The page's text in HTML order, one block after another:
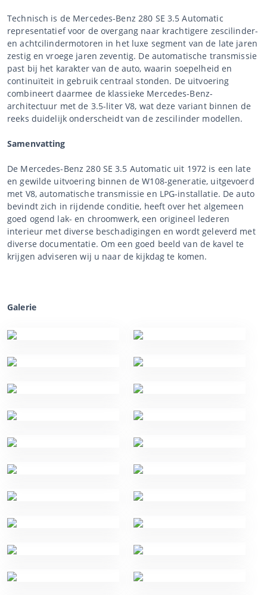
Technisch is de Mercedes-Benz 280 SE 3.5 Automatic
representatief voor de overgang naar krachtigere zescilinder-
en achtcilindermotoren in het luxe segment van de late jaren
zestig en vroege jaren zeventig. De automatische transmissie
past bij het karakter van de auto, waarin soepelheid en
continuïteit in gebruik centraal stonden. De uitvoering
combineert daarmee de klassieke Mercedes-Benz-
architectuur met de 3.5-liter V8, wat deze variant binnen de
reeks duidelijk onderscheidt van de zescilinder modellen.
Samenvatting
De Mercedes-Benz 280 SE 3.5 Automatic uit 1972 is een late
en gewilde uitvoering binnen de W108-generatie, uitgevoerd
met V8, automatische transmissie en LPG-installatie. De auto
bevindt zich in rijdende conditie, heeft over het algemeen
goed ogend lak- en chroomwerk, een origineel lederen
interieur met diverse beschadigingen en wordt geleverd met
diverse documentatie. Om een goed beeld van de kavel te
krijgen adviseren wij u naar de kijkdag te komen.
Galerie